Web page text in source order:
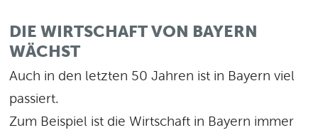
DIE WIRTSCHAFT VON BAYERN
WÄCHST
Auch in den letzten 50 Jahren ist in Bayern viel
passiert.
Zum Beispiel ist die Wirtschaft in Bayern immer